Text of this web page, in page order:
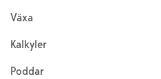
Växa
Kalkyler
Poddar